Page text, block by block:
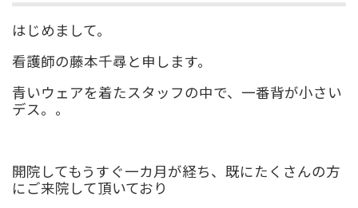
はじめまして。
看護師の藤本千尋と申します。
青いウェアを着たスタッフの中で、一番背が小さい
デス。。
開院してもうすぐ一カ月が経ち、既にたくさんの方
にご来院して頂いており